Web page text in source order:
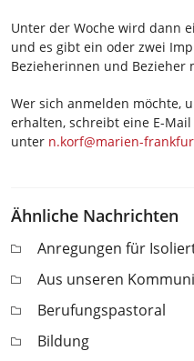
Unter der Woche wird dann
und es gibt ein oder zwei
Bezieherinnen und
Wer sich anmelden möchte,
erhalten, schreibt eine E-
unter n.korf@marien-
Ähnliche Nachrichten
Anregungen für
Aus unseren
Berufungspastoral
Bildung